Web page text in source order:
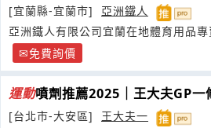
[宜蘭縣-宜蘭市]
亞洲鐵人
亞洲鐵人有限公司宜蘭在地體育用品
優質免費詢價
運動噴劑推薦2025｜王大夫GP一
[台北市-大安區]
王大夫一